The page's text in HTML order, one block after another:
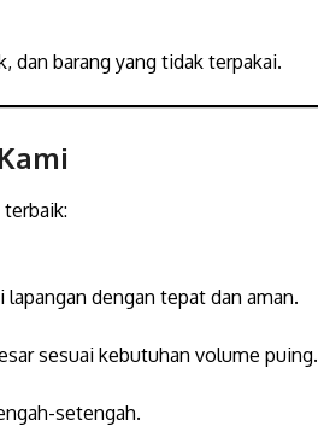
dan barang yang tidak terpakai.
dengan tepat dan aman.
sesuai kebutuhan volume puing.
setengah.